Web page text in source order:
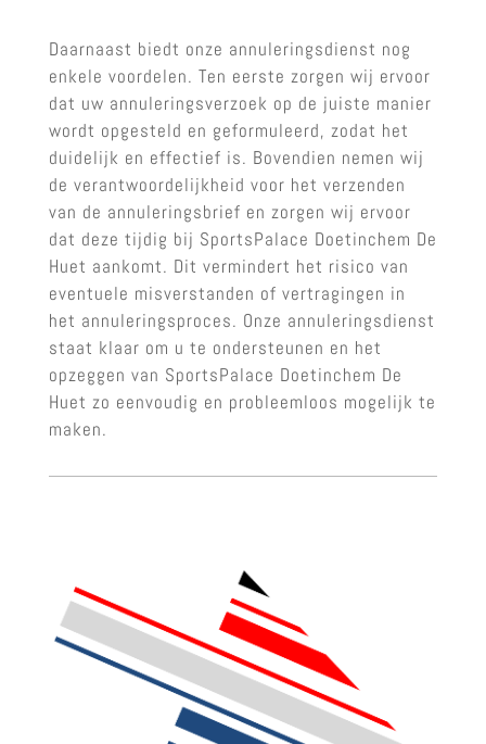
Daarnaast biedt onze annuleringsdienst nog
enkele voordelen. Ten eerste zorgen wij ervoor
dat uw annuleringsverzoek op de juiste manier
wordt opgesteld en geformuleerd, zodat het
duidelijk en effectief is. Bovendien nemen wij
de verantwoordelijkheid voor het verzenden
van de annuleringsbrief en zorgen wij ervoor
dat deze tijdig bij SportsPalace Doetinchem De
Huet aankomt. Dit vermindert het risico van
eventuele misverstanden of vertragingen in
het annuleringsproces. Onze annuleringsdienst
staat klaar om u te ondersteunen en het
opzeggen van SportsPalace Doetinchem De
Huet zo eenvoudig en probleemloos mogelijk te
maken.